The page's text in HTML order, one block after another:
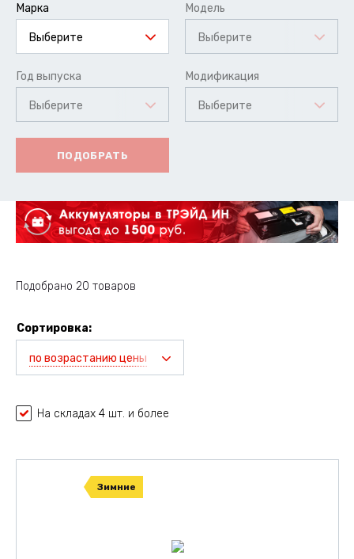
Марка
Выберите
Модель
Выберите
Год выпуска
Выберите
Модификация
Выберите
ПОДОБРАТЬ
Подобрано 20 товаров
Сортировка:
по возрастанию цены
На складах 4 шт. и более
Зимние